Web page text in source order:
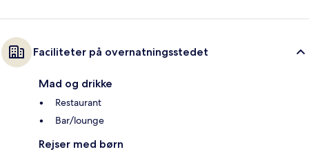
Faciliteter på overnatningsstedet
Mad og drikke
Restaurant
Bar/lounge
Rejser med børn